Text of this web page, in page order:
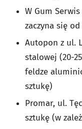
W Gum
zaczyna się od
Autopon z ul.
stalowej (20-
feldze
sztukę)
Promar, ul.
sztukę (w